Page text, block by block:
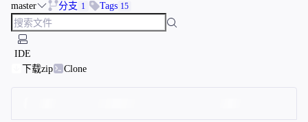
master 分支 1 Tags 15
IDE
下载zip
Clone